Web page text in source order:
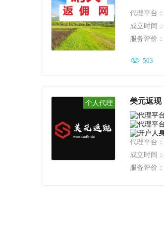
代理平台：
成立时间：
服务评价：
 503
个人代理 美元返现
代理平台：
成立时间：
服务评价：